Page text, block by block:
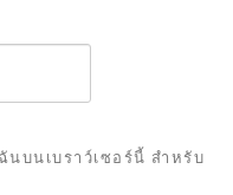
บนเบราว์เซอร์นี้ สำหรับ